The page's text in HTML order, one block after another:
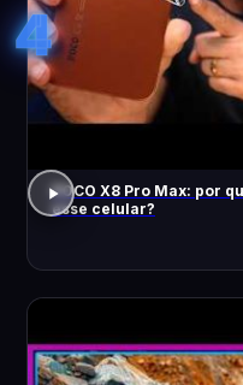
4
POCO X8 Pro Max: por
esse celular?